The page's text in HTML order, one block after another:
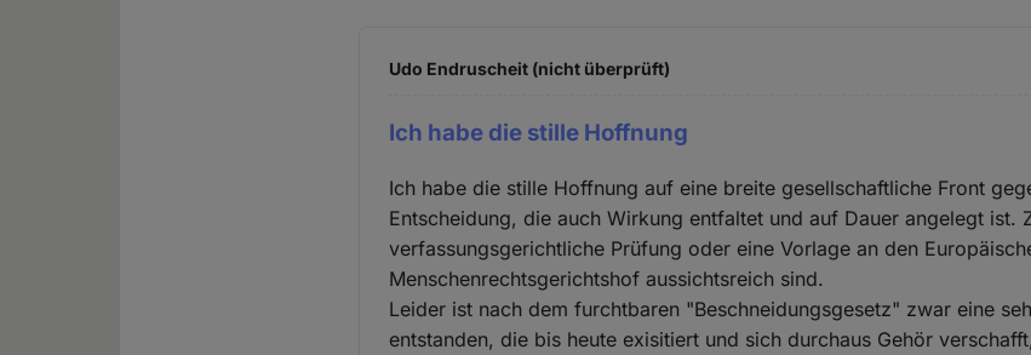
Udo Endruscheit (nicht überprüft)
Ich habe die stille Hoffnung
Ich habe die stille Hoffnung auf eine breite gesellschaftliche Front
Entscheidung, die auch Wirkung entfaltet und auf Dauer angelegt ist.
verfassungsgerichtliche Prüfung oder eine Vorlage an den
Menschenrechtsgerichtshof aussichtsreich sind.
Leider ist nach dem furchtbaren "Beschneidungsgesetz" zwar eine
entstanden, die bis heute exisitiert und sich durchaus Gehör